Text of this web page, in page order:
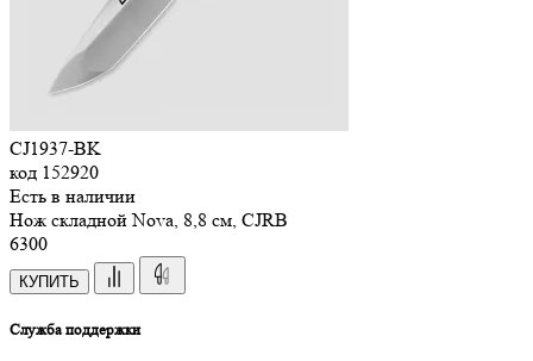
CJ1937-BK
код 152920
Есть в наличии
Нож складной Nova, 8,8 см, CJRB
6300
КУПИТЬ
Служба поддержки